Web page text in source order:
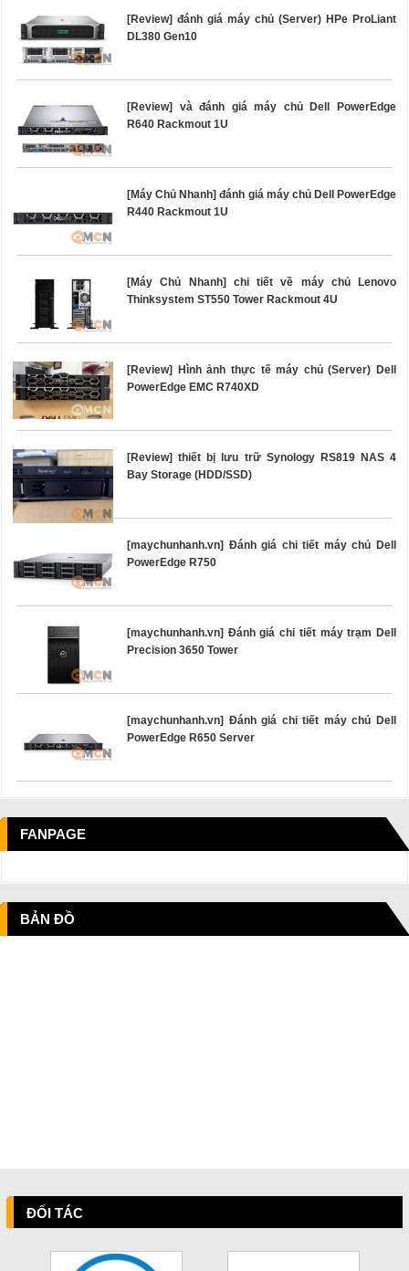
[Review] đánh giá máy chủ (Server) HPe ProLiant
DL380 Gen10
[Review] và đánh giá máy chủ Dell PowerEdge
R640 Rackmout 1U
[Máy Chủ Nhanh] đánh giá máy chủ Dell PowerEdge
R440 Rackmout 1U
[Máy Chủ Nhanh] chi tiết về máy chủ Lenovo
Thinksystem ST550 Tower Rackmout 4U
[Review] Hình ảnh thực tế máy chủ (Server) Dell
PowerEdge EMC R740XD
[Review] thiết bị lưu trữ Synology RS819 NAS 4
Bay Storage (HDD/SSD)
[maychunhanh.vn] Đánh giá chi tiết máy chủ Dell
PowerEdge R750
[maychunhanh.vn] Đánh giá chi tiết máy trạm Dell
Precision 3650 Tower
[maychunhanh.vn] Đánh giá chi tiết máy chủ Dell
PowerEdge R650 Server
FANPAGE
BẢN ĐỒ
ĐỐI TÁC